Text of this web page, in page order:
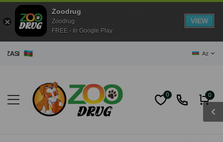
Az
0 0
Zoodrug
Zoodrug
FREE - In Google Play
VIEW